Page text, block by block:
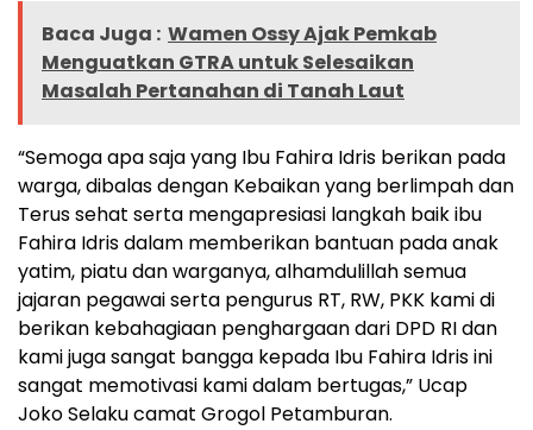
Baca Juga : Wamen Ossy Ajak Pemkab
Menguatkan GTRA untuk Selesaikan
Masalah Pertanahan di Tanah Laut
“Semoga apa saja yang Ibu Fahira Idris berikan pada
warga, dibalas dengan Kebaikan yang berlimpah dan
Terus sehat serta mengapresiasi langkah baik ibu
Fahira Idris dalam memberikan bantuan pada anak
yatim, piatu dan warganya, alhamdulillah semua
jajaran pegawai serta pengurus RT, RW, PKK kami di
berikan kebahagiaan penghargaan dari DPD RI dan
kami juga sangat bangga kepada Ibu Fahira Idris ini
sangat memotivasi kami dalam bertugas,” Ucap
Joko Selaku camat Grogol Petamburan.